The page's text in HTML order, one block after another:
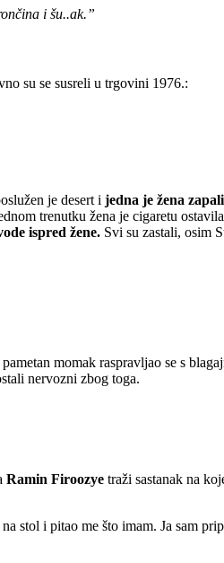
i šu..ak.”
su se susreli u trgovini 1976.:
je desert i jedna je žena
trenutku žena je cigaretu
ispred žene. Svi su zastali, osim
momak raspravljao se s
nervozni zbog toga.
Ramin Firoozye traži sastanak na
stol i pitao me što imam. Ja sam